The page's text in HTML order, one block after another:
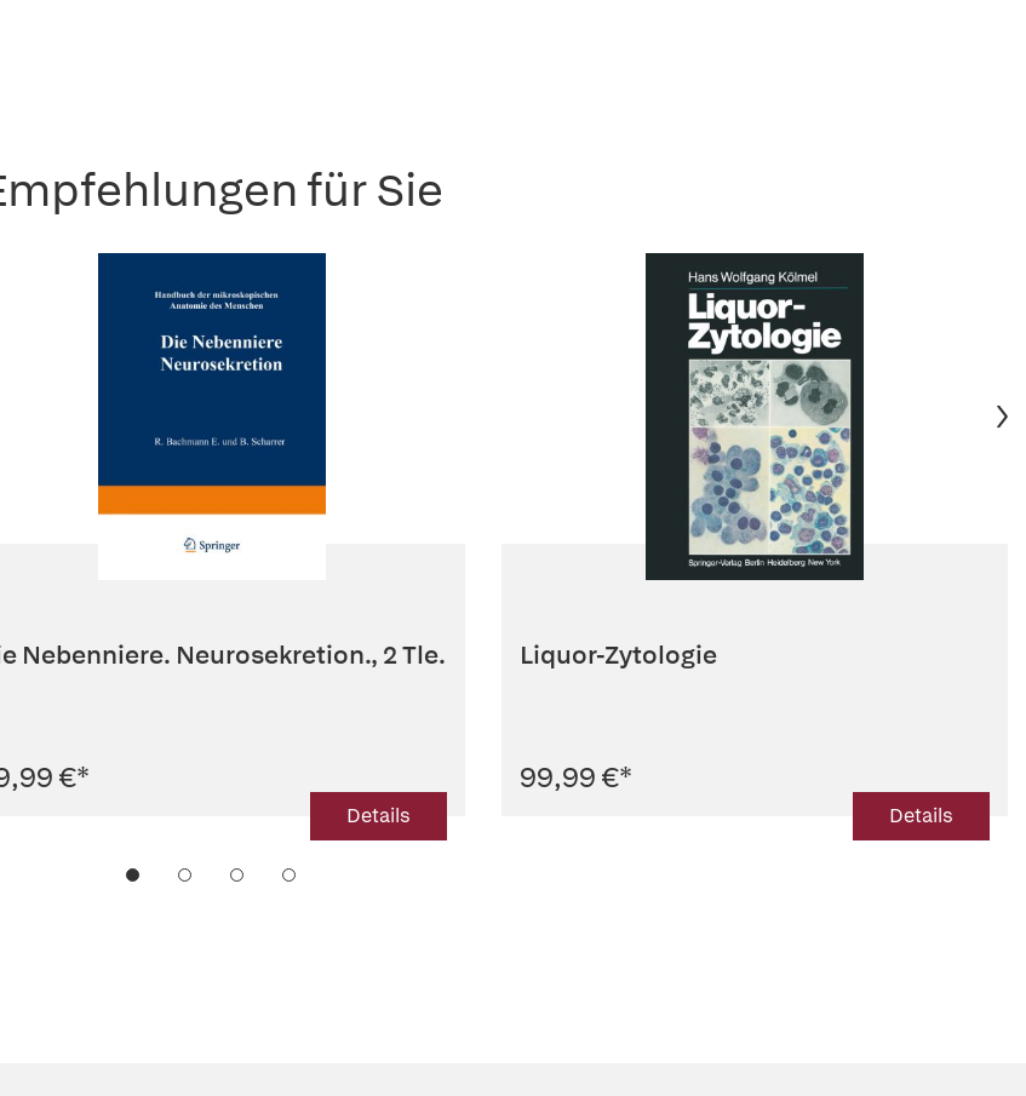
für Sie
Nebenniere. Neurosekretion., 2 Tle.
€*
Details
Liquor-Zytologie
99,99 €*
Details